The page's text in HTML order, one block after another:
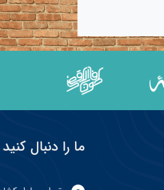
ما را دنبال کنید